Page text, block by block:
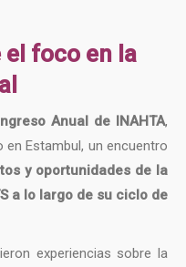
el foco en la
Anual de INAHTA,
Estambul, un encuentro
y oportunidades de la
a lo largo de su ciclo de
experiencias sobre la